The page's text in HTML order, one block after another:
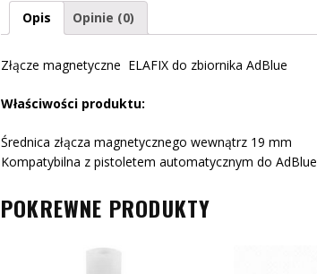
Opis Opinie (0)
Złącze magnetyczne ELAFIX do zbiornika AdBlue
Właściwości produktu:
Średnica złącza magnetycznego wewnątrz 19 mm
Kompatybilna z pistoletem automatycznym do AdBlue
POKREWNE PRODUKTY